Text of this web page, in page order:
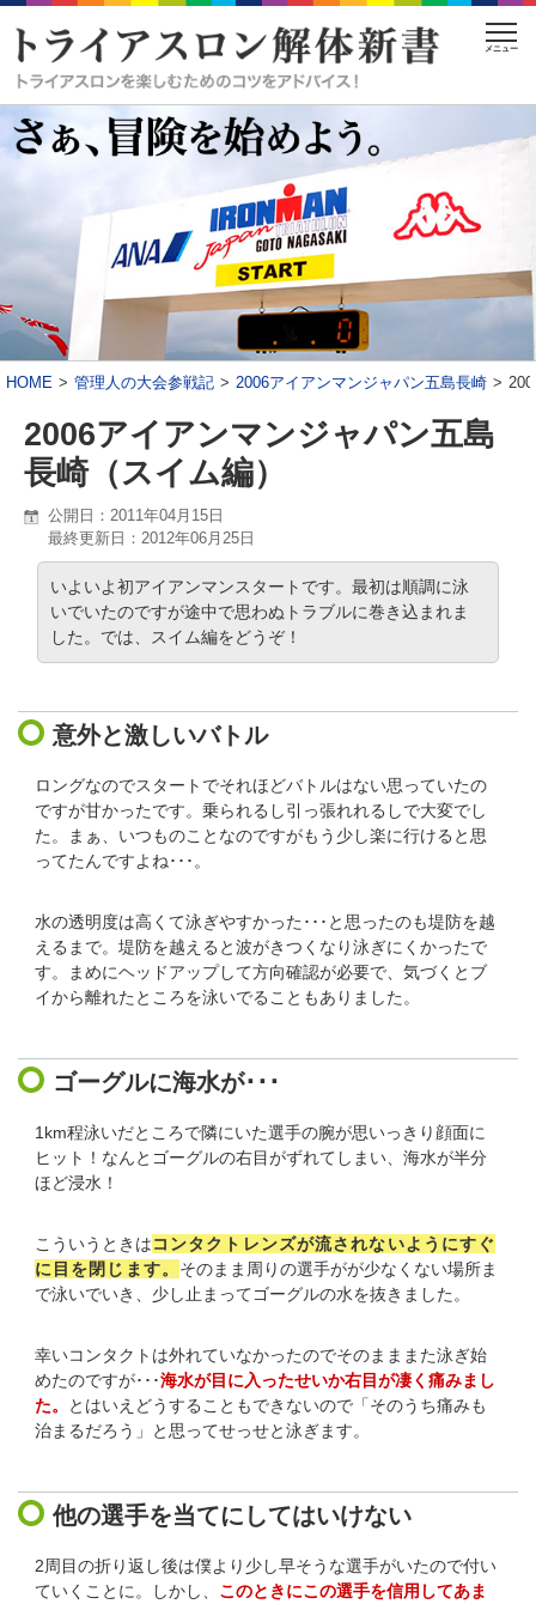
メニュー
HOME 管理人の大会参戦記 2006アイアンマンジャパン五島長崎
2006アイアンマンジャパン五島
長崎（スイム編）
公開日：2011年04月15日
最終更新日：2012年06月25日
いよいよ初アイアンマンスタートです。最初は順調に泳
いでいたのですが途中で思わぬトラブルに巻き込まれま
した。では、スイム編をどうぞ！
意外と激しいバトル
ロングなのでスタートでそれほどバトルはない思っていたの
ですが甘かったです。乗られるし引っ張れれるしで大変でし
た。まぁ、いつものことなのですがもう少し楽に行けると思
ってたんですよね･･･。
水の透明度は高くて泳ぎやすかった･･･と思ったのも堤防を越
えるまで。堤防を越えると波がきつくなり泳ぎにくかったで
す。まめにヘッドアップして方向確認が必要で、気づくとブ
イから離れたところを泳いでることもありました。
ゴーグルに海水が･･･
1km程泳いだところで隣にいた選手の腕が思いっきり顔面に
ヒット！なんとゴーグルの右目がずれてしまい、海水が半分
ほど浸水！
こういうときはコンタクトレンズが流されないようにすぐ
に目を閉じます。 そのまま周りの選手がが少なくない場所ま
で泳いでいき、少し止まってゴーグルの水を抜きました。
幸いコンタクトは外れていなかったのでそのまままた泳ぎ始
めたのですが･･･海水が目に入ったせいか右目が凄く痛みまし
た。
とはいえどうすることもできないので「そのうち痛みも
治まるだろう」と思ってせっせと泳ぎます。
他の選手を当てにしてはいけない
2周目の折り返し後は僕より少し早そうな選手がいたので付い
ていくことに。しかし、 このときにこの選手を信用してあま